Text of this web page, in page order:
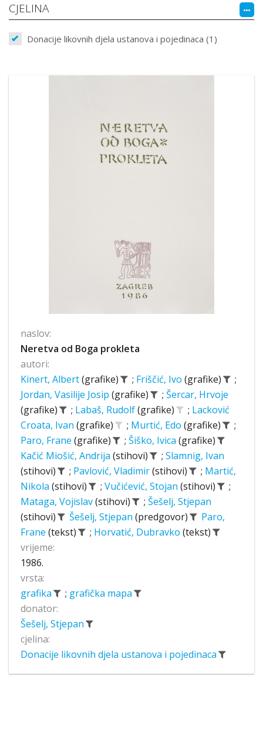
CJELINA
Donacije likovnih djela ustanova i pojedinaca (1)
naslov:
Neretva od Boga prokleta
autori:
Kinert, Albert(grafike) ; Friščić, Ivo (grafike)
;
Jordan, Vasilije Josip (grafike) ; Šercar, Hrvoje
(grafike)
; Labaš, Rudolf(grafike) ; Lacković
Croata, Ivan (grafike) ; Murtić, Edo (grafike)
;
Paro, Frane (grafike) ; Šiško, Ivica (grafike)
Kačić Miošić, Andrija (stihovi) ; Slamnig, Ivan
(stihovi)
; Pavlović, Vladimir(stihovi) ; Martić,
Nikola (stihovi) ; Vučićević, Stojan (stihovi)
;
Mataga, Vojislav(stihovi) ; Šešelj, Stjepan
(stihovi)
Šešelj, Stjepan (predgovor)
Paro,
Frane (tekst) ; Horvatić, Dubravko (tekst)
vrijeme:
1986.
vrsta:
grafika
; grafička mapa
donator:
Šešelj, Stjepan
cjelina:
Donacije likovnih djela ustanova i pojedinaca